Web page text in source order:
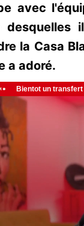
avec
desquelles
la Casa
a adoré.